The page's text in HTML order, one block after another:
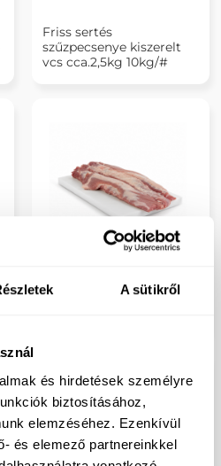
A sütikről
és hirdetések személyre
biztosításához,
elemzéséhez. Ezenkívül
és elemező partnereinkkel
Friss sertés
szűzpecsenye kiszerelt
vcs cca.2,5kg 10kg/#
Friss sertésoldalas
harmadolt fűrészelt vcs